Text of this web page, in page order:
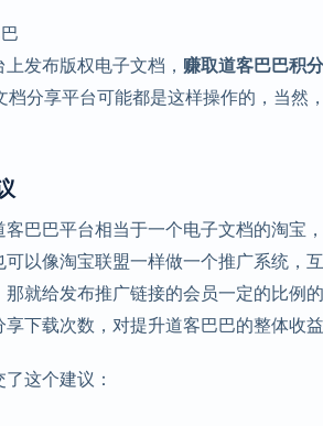
发布版权电子文档， 赚取道客巴巴积分
分享平台可能都是这样操作的，当然
巴巴平台相当于一个电子文档的淘宝
以像淘宝联盟一样做一个推广系统，
就给发布推广链接的会员一定的比例
下载次数，对提升道客巴巴的整体收益
这个建议：